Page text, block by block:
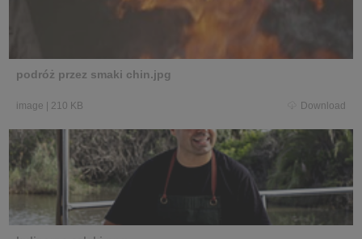
podróż przez smaki chin.jpg
image | 210 KB Download